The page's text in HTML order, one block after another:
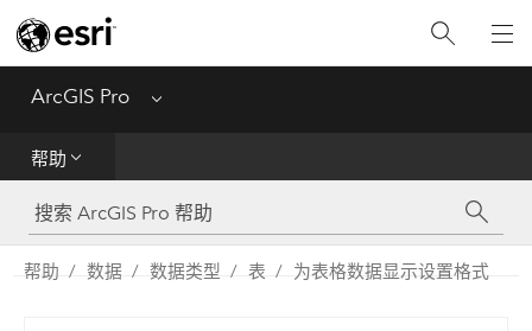
ArcGIS Pro Menu
帮助
工具参考
Python
帮助 数据 数据类型 表 为表格数据显示设置格式